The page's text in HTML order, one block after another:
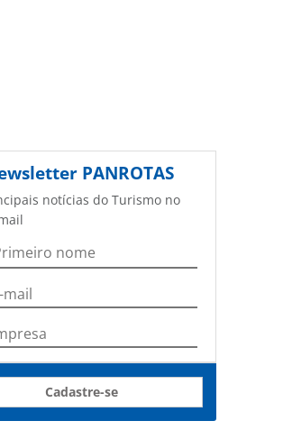
PANROTAS
notícias do Turismo no
Cadastre-se